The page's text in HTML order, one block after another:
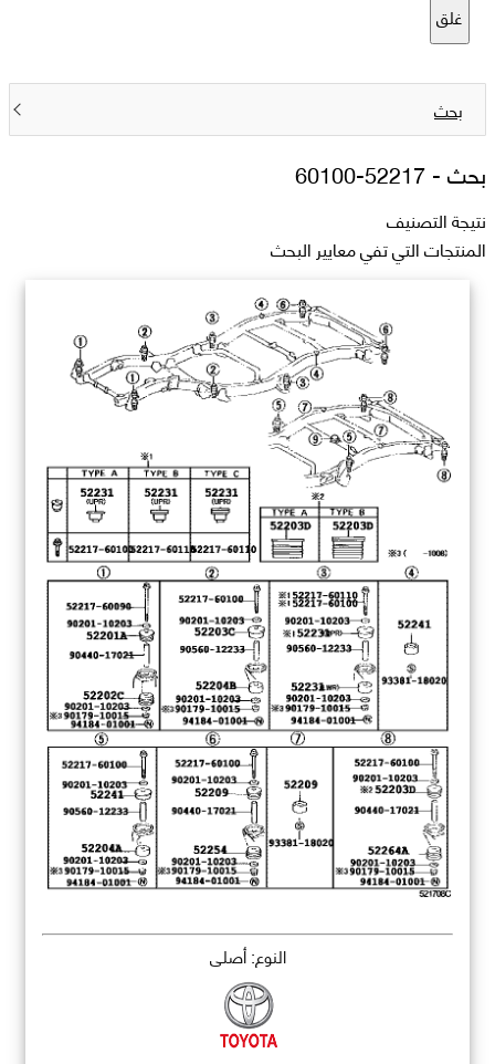
غلق
بحث
بحث -52217-60100
نتيجة التصنيف
المنتجات التي تفي معايير البحث
النوع: أصلي